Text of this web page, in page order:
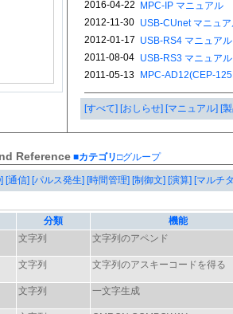
[すべて] [おしらせ] [マニュアル] [
Reference ■カテゴリ□グループ
[通信] [パルス発生] [時間管理] [制御文] [演算] [マルチ